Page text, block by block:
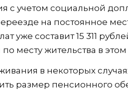
с учетом социальной
на постоянное
уже составит 15 311
месту жительства в
в некоторых
размер пенсионного